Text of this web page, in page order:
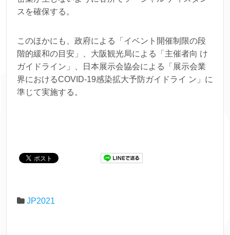
スを確保する。
このほかにも、政府による「イベント開催制限の段
階的緩和の目安」、大阪観光局による「主催者向 け
ガイドライン」、日本展示会協会による「展示会業
界におけるCOVID-19感染拡大予防ガイドライ ン」に
準じて実施する。
JP2021